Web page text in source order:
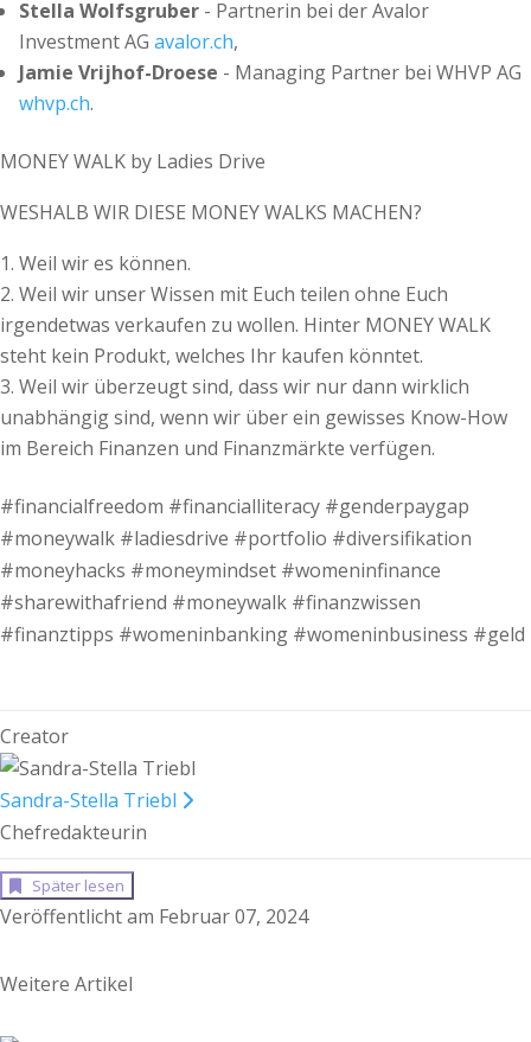
Stella Wolfsgruber - Partnerin bei der Avalor
Investment AG avalor.ch,
Jamie Vrijhof-Droese - Managing Partner bei WHVP AG
whvp.ch.
MONEY WALK by Ladies Drive
WESHALB WIR DIESE MONEY WALKS MACHEN?
Weil wir es können.
Weil wir unser Wissen mit Euch teilen ohne Euch
irgendetwas verkaufen zu wollen. Hinter MONEY WALK
steht kein Produkt, welches Ihr kaufen könntet.
Weil wir überzeugt sind, dass wir nur dann wirklich
unabhängig sind, wenn wir über ein gewisses Know-How
im Bereich Finanzen und Finanzmärkte verfügen.
#financialfreedom #financialliteracy #genderpaygap
#moneywalk #ladiesdrive #portfolio #diversifikation
#moneyhacks #moneymindset #womeninfinance
#sharewithafriend #moneywalk #finanzwissen
#finanztipps #womeninbanking #womeninbusiness #geld
Creator
Sandra-Stella Triebl
Chefredakteurin
Später lesen
Veröffentlicht am Februar 07, 2024
Weitere Artikel